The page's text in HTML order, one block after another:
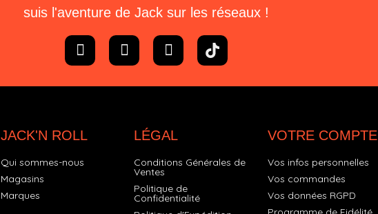
suis l'aventure de Jack sur les réseaux !
JACK'N ROLL
Qui sommes-nous
Magasins
Marques
LÉGAL
Conditions Générales de
Ventes
Politique de
Confidentialité
VOTRE COMPTE
Vos infos personnelles
Vos commandes
Vos données RGPD